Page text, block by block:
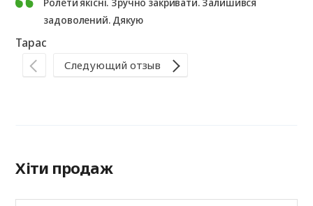
задоволений. Дякую
Тарас
Следующий отзыв
Хіти продаж